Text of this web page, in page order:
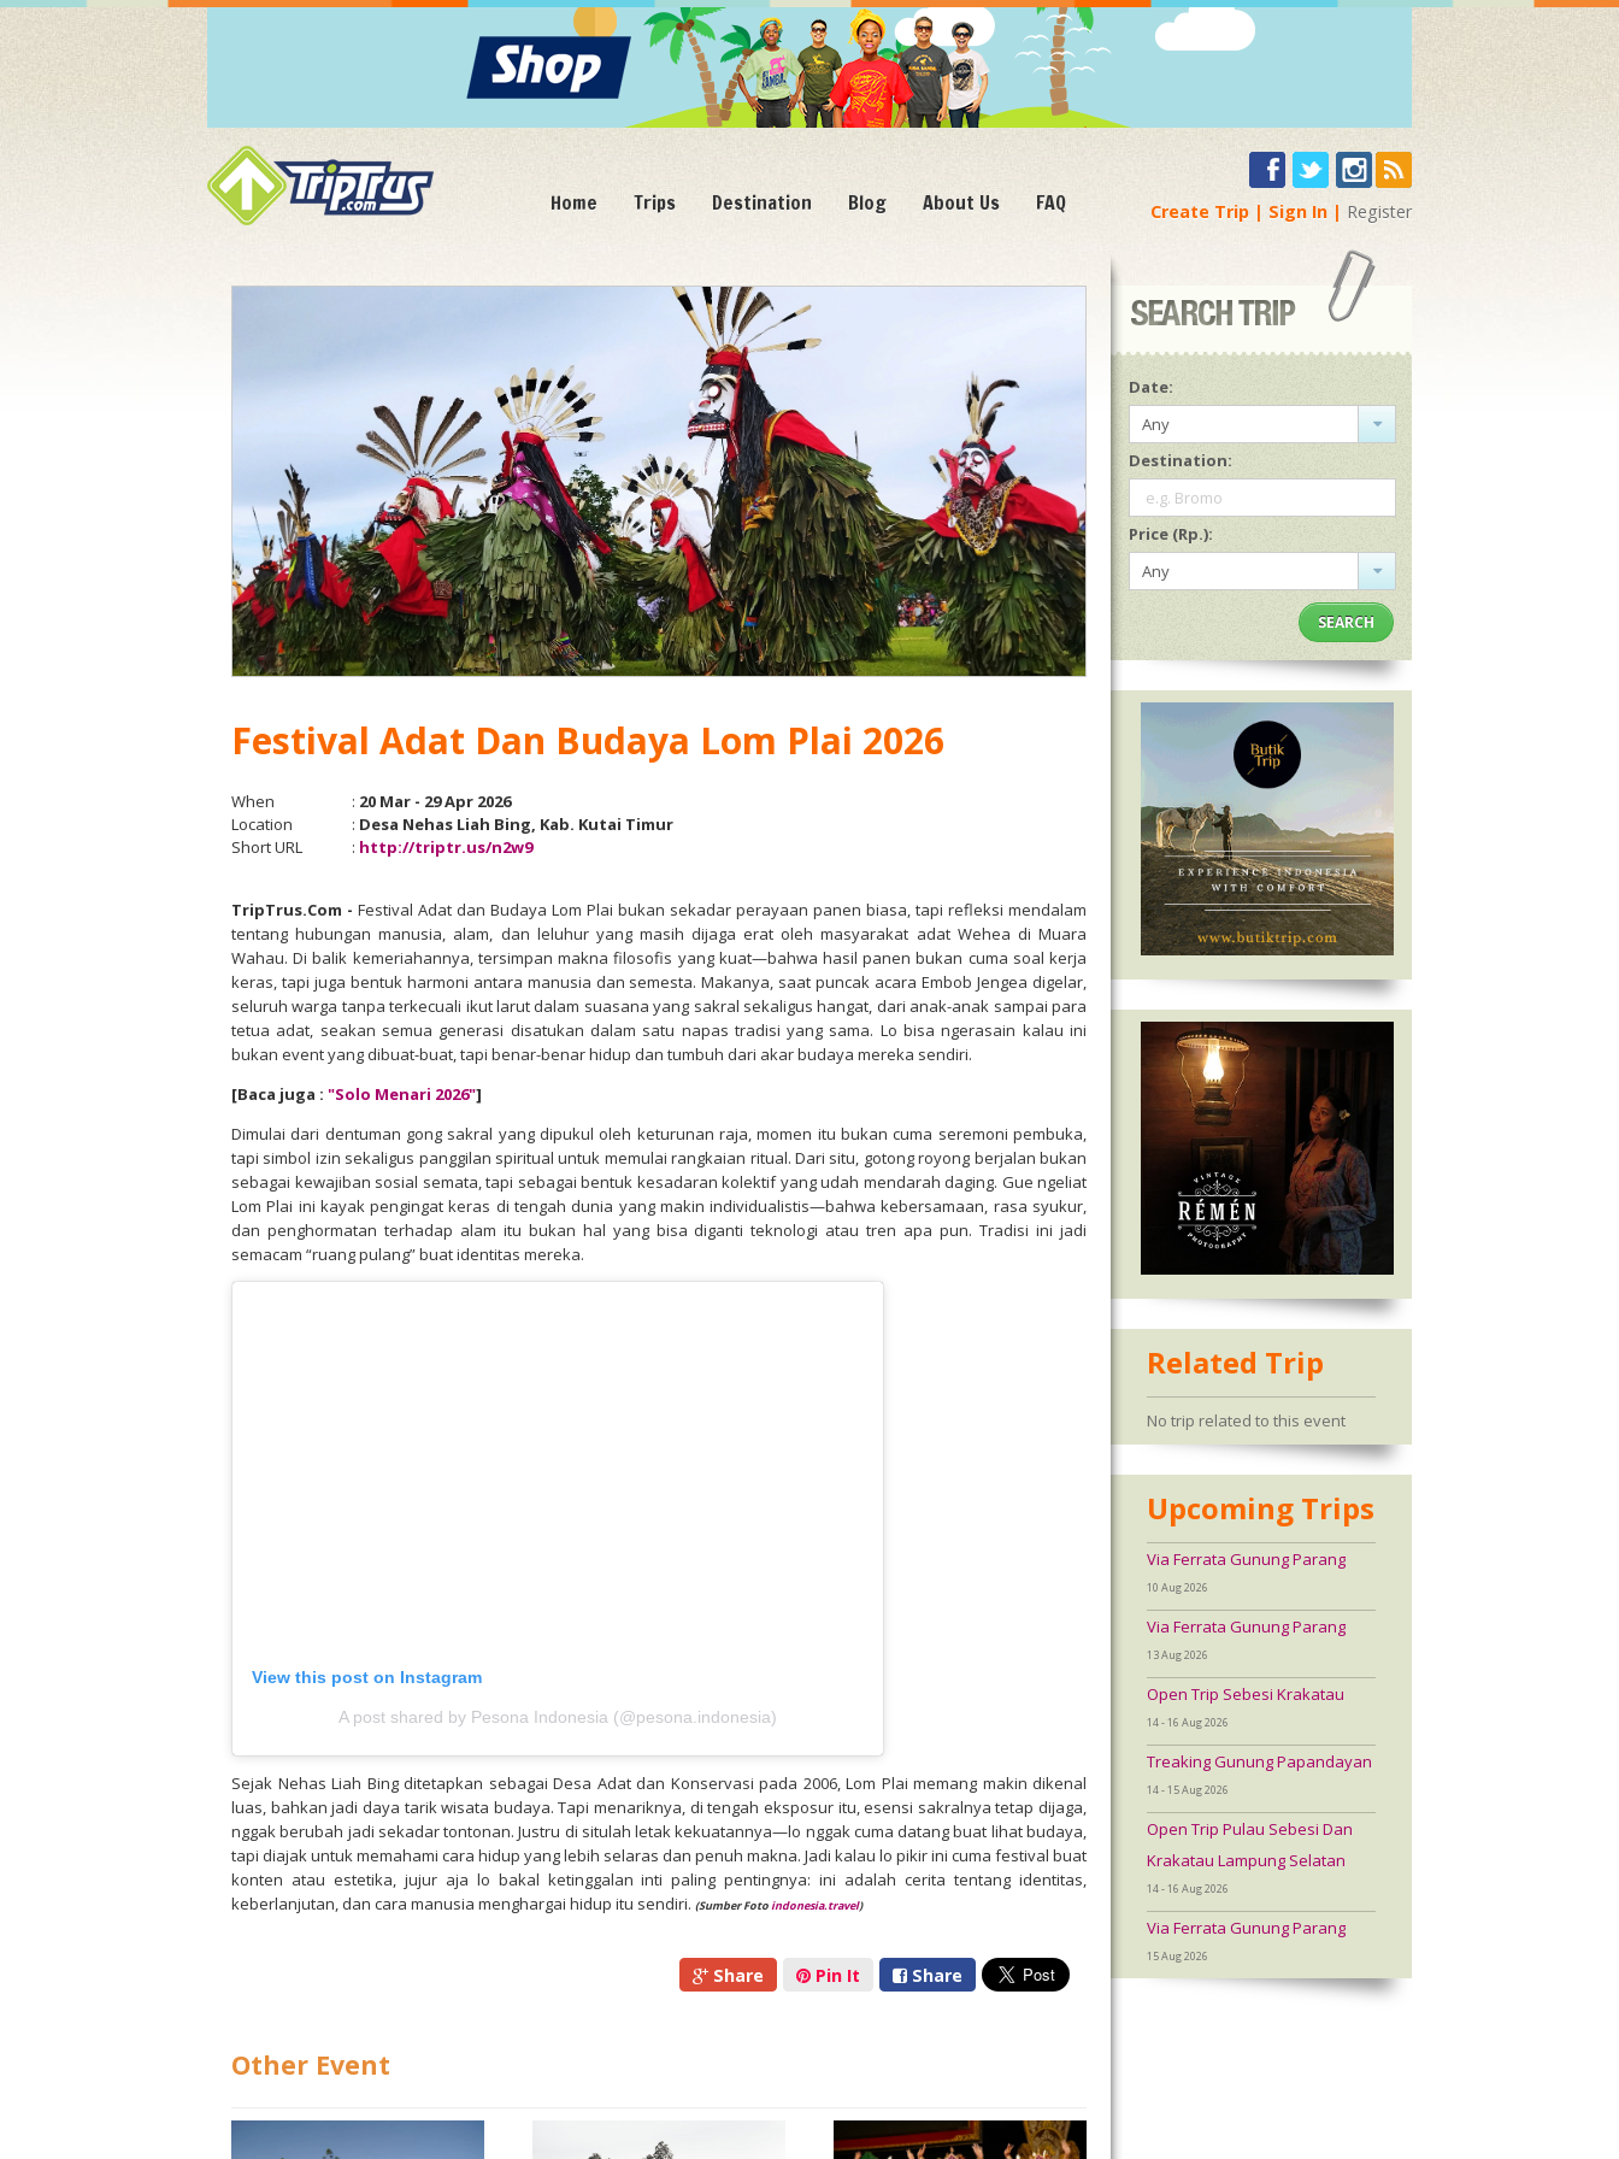
Home Trips Destination Blog About Us FAQ Create Trip Sign In Register
Festival Adat Dan Budaya Lom Plai 2026
When : 20 Mar - 29 Apr 2026
Location
: Desa Nehas Liah Bing, Kab. Kutai Timur
Short URL
: http://triptr.us/n2w9
TripTrus.Com - Festival Adat dan Budaya Lom Plai bukan sekadar perayaan panen biasa, tapi refleksi mendalam
tentang hubungan manusia, alam, dan leluhur yang masih dijaga erat oleh masyarakat adat Wehea di Muara
Wahau. Di balik kemeriahannya, tersimpan makna filosofis yang kuat—bahwa hasil panen bukan cuma soal kerja
keras, tapi juga bentuk harmoni antara manusia dan semesta. Makanya, saat puncak acara Embob Jengea digelar,
seluruh warga tanpa terkecuali ikut larut dalam suasana yang sakral sekaligus hangat, dari anak-anak sampai para
tetua adat, seakan semua generasi disatukan dalam satu napas tradisi yang sama. Lo bisa ngerasain kalau ini
bukan event yang dibuat-buat, tapi benar-benar hidup dan tumbuh dari akar budaya mereka sendiri.
[Baca juga : "Solo Menari 2026"]
Dimulai dari dentuman gong sakral yang dipukul oleh keturunan raja, momen itu bukan cuma seremoni pembuka,
tapi simbol izin sekaligus panggilan spiritual untuk memulai rangkaian ritual. Dari situ, gotong royong berjalan bukan
sebagai kewajiban sosial semata, tapi sebagai bentuk kesadaran kolektif yang udah mendarah daging. Gue ngeliat
Lom Plai ini kayak pengingat keras di tengah dunia yang makin individualistis—bahwa kebersamaan, rasa syukur,
dan penghormatan terhadap alam itu bukan hal yang bisa diganti teknologi atau tren apa pun. Tradisi ini jadi
semacam “ruang pulang” buat identitas mereka.
View this post on Instagram
A post shared by Pesona Indonesia (@pesona.indonesia)
Sejak Nehas Liah Bing ditetapkan sebagai Desa Adat dan Konservasi pada 2006, Lom Plai memang makin dikenal
luas, bahkan jadi daya tarik wisata budaya. Tapi menariknya, di tengah eksposur itu, esensi sakralnya tetap dijaga,
nggak berubah jadi sekadar tontonan. Justru di situlah letak kekuatannya—lo nggak cuma datang buat lihat budaya,
tapi diajak untuk memahami cara hidup yang lebih selaras dan penuh makna. Jadi kalau lo pikir ini cuma festival buat
konten atau estetika, jujur aja lo bakal ketinggalan inti paling pentingnya: ini adalah cerita tentang identitas,
keberlanjutan, dan cara manusia menghargai hidup itu sendiri. (Sumber Fotoindonesia.travel)
Share Pin It Share
Other Event
Date:
Any
Destination:
e.g. Bromo
Price (Rp.):
Any
SEARCH
Related Trip
No trip related to this event
Upcoming Trips
Via Ferrata Gunung Parang
10 Aug 2026
Via Ferrata Gunung Parang
13 Aug 2026
Open Trip Sebesi Krakatau
14 - 16 Aug 2026
Treaking Gunung Papandayan
14 - 15 Aug 2026
Open Trip Pulau Sebesi Dan
Krakatau Lampung Selatan
14 - 16 Aug 2026
Via Ferrata Gunung Parang
15 Aug 2026